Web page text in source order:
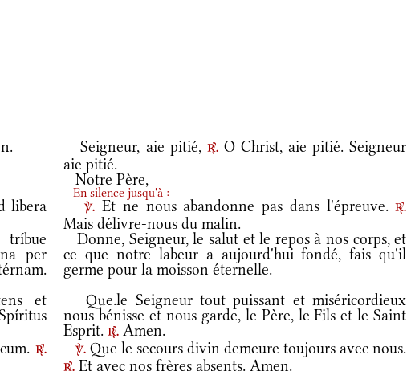
Seigneur, aie pitié, r.O Christ, aie pitié. Seigneur
aie pitié.
Notre Père,
En silence jusqu'à :
libera
v. Et ne nous abandonne pas dans l'épreuve.r.
Mais délivre-nous du malin.
per
Donne, Seigneur, le salut et le repos à nos corps, et
ce que notre labeur a aujourd'hui fondé, fais qu'il
germe pour la moisson éternelle.
et
Que.le Seigneur tout puissant et miséricordieux
nous bénisse et nous garde, le Père, le Fils et le Saint
Esprit.r. Amen.
r. v. Que le secours divin demeure toujours avec nous.
r. Et avec nos frères absents. Amen.